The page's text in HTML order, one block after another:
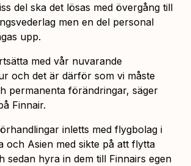
del ska det lösas med övergång till
men en del personal
upp.
med vår nuvarande
och det är därför som vi måste
permanenta förändringar, säger
Finnair.
inletts med flygbolag i
och Asien med sikte på att flytta
sedan hyra in dem till Finnairs egen